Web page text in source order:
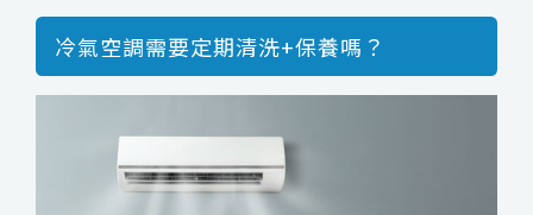
冷氣空調需要定期清洗+保養嗎？